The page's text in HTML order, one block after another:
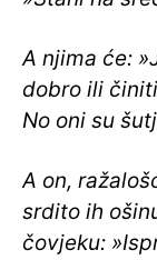
A njima će:
dobro ili
No oni su
A on,
srdito ih
čovjeku: